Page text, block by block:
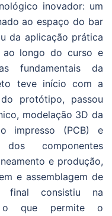
inovador: um
ao espaço do bar
da aplicação prática
ao longo do curso e
fundamentais da
teve início com a
protótipo, passou
modelação 3D da
impresso (PCB) e
componentes
e produção,
e assemblagem de
consistiu na
o que permite o